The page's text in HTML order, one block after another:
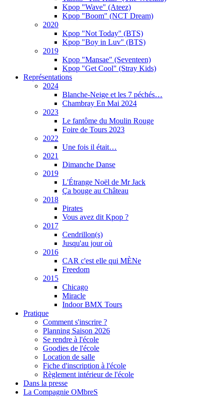
Kpop "Wave" (Ateez)
Kpop "Boom" (NCT Dream)
2020
Kpop "Not Today" (BTS)
Kpop "Boy in Luv" (BTS)
2019
Kpop "Mansae" (Seventeen)
Kpop "Get Cool" (Stray Kids)
Représentations
2024
Blanche-Neige et les 7 péchés…
Chambray En Mai 2024
2023
Le fantôme du Moulin Rouge
Foire de Tours 2023
2022
Une fois il était…
2021
Dimanche Danse
2019
L'Étrange Noël de Mr Jack
Ça bouge au Château
2018
Pirates
Vous avez dit Kpop ?
2017
Cendrillon(s)
Jusqu'au jour où
2016
CAR c'est elle qui MÈNe
Freedom
2015
Chicago
Miracle
Indoor BMX Tours
Pratique
Comment s'inscrire ?
Planning Saison 2026
Se rendre à l'école
Goodies de l'école
Location de salle
Fiche d'inscription à l'école
Règlement intérieur de l'école
Dans la presse
La Compagnie OMbreS